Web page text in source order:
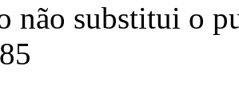
não substitui o